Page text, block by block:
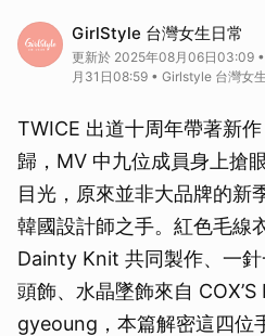
GirlStyle 台灣女生日常
更新於 2025年08月06日03:09
月31日08:59 • Girlstyle 台灣女
TWICE 出道十周年帶著新
歸，MV 中九位成員身上搶
目光，原來並非大品牌的新
韓國設計師之手。紅色毛線
Dainty Knit 共同製作、一
頭飾、水晶墜飾來自
gyeoung，本篇解密這四位